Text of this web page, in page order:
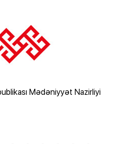
Mədəniyyət Nazirliyi